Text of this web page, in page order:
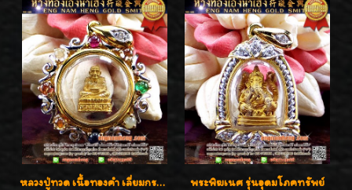
หลวงปู่ทวด เนื้อทองคำ เลี่ยมกรอบทองคำประดับเพชรแท้และพลอยนพเก้า น่ารักมากๆค่ะ พระพิฆเนศ รุ่นอุดมโภคทรัพย์